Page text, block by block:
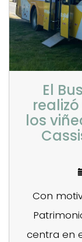
El
los
Con
centra en